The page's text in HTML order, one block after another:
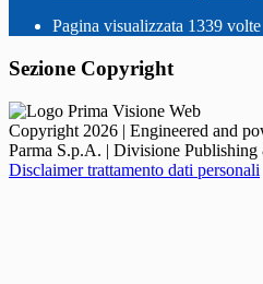
Pagina visualizzata 1339 volte
Sezione Copyright
Copyright 2026 | Engineered and
Parma S.p.A. | Divisione
Disclaimer trattamento dati personali